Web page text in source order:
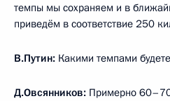
темпы мы сохраняем и в
приведём в соответствие 250
В.Путин: Какими темпами
Д.Овсянников: Примерно